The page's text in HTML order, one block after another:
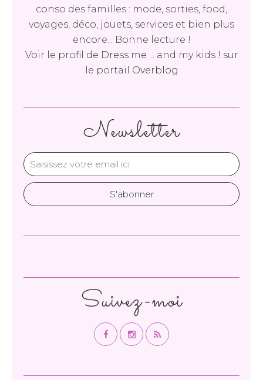
Newsletter
conso des familles : mode, sorties, food,
voyages, déco, jouets, services et bien plus
encore... Bonne lecture !
Voir le profil de Dress me ... and my kids ! sur
le portail Overblog
Suivez-moi